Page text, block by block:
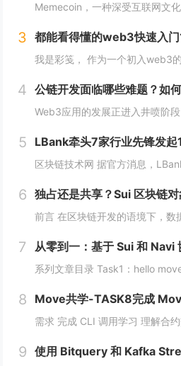
3 都能看得懂的web3快速入门
4 公链开发面临哪些难题？如
5
6
7
8 Move共学-TASK8完成
9 使用 Bitquery 和 Kafka